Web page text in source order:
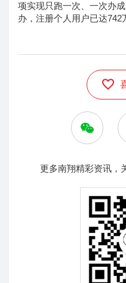
项实现只跑一次、一次办
办，注册个人用户已达742
更多南翔精彩资讯，